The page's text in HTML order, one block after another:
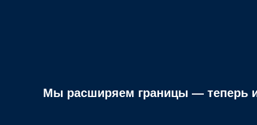
Мы расширяем границы — теперь